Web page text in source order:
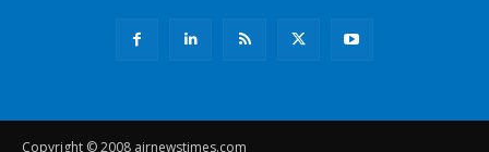
Copyright © 2008 airnewstimes.com